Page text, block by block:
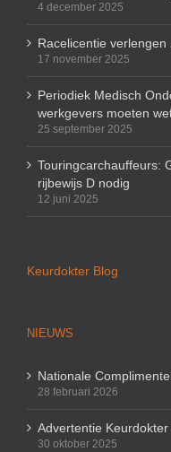
4 december 2025
Racelicentie verlengen
17 november 2025
Periodiek Medisch
werkgevers moeten
25 september 2025
Touringcarchauffeurs:
rijbewijs D nodig
12 juni 2025
Keurdokter Blog
NIEUWS
Nationale
28 februari 2026
Advertentie
30 oktober 2025